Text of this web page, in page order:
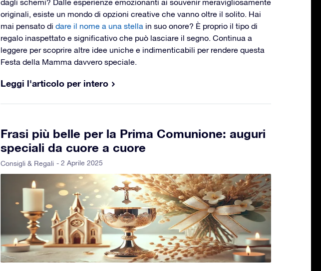
originali, esiste un mondo di opzioni creative che vanno oltre il solito. Hai
mai pensato di dare il nome a una stella in suo onore? È proprio il tipo di
regalo inaspettato e significativo che può lasciare il segno. Continua a
leggere per scoprire altre idee uniche e indimenticabili per rendere questa
Festa della Mamma davvero speciale.
Leggi l'articolo per intero
Frasi più belle per la Prima Comunione: auguri
speciali da cuore a cuore
Consigli & Regali - 2 Aprile 2025